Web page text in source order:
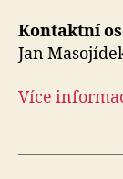
Kontaktní
Jan
Více